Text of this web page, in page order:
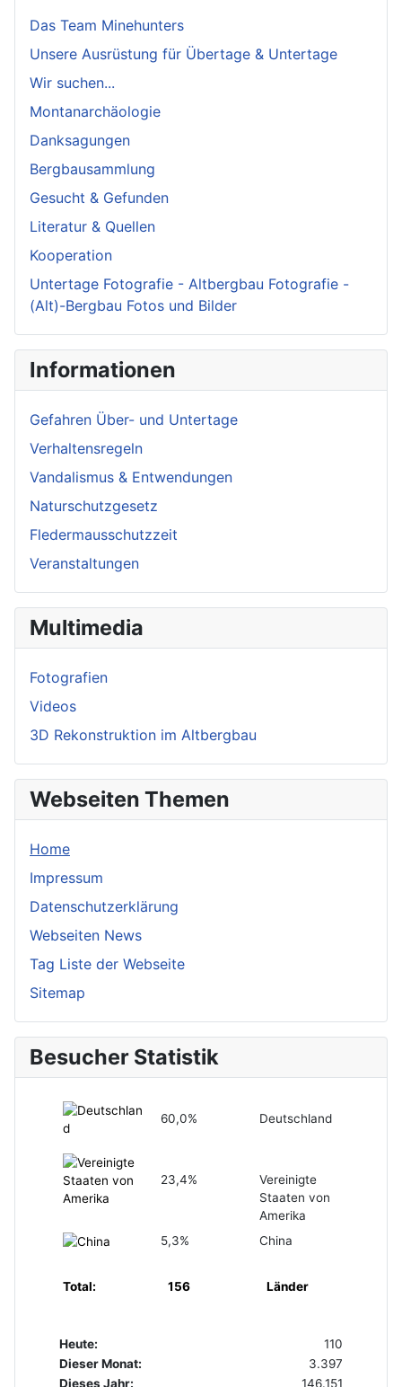
Das Team Minehunters
Unsere Ausrüstung für Übertage & Untertage
Wir suchen...
Montanarchäologie
Danksagungen
Bergbausammlung
Gesucht & Gefunden
Literatur & Quellen
Kooperation
Untertage Fotografie - Altbergbau Fotografie -
(Alt)-Bergbau Fotos und Bilder
Informationen
Gefahren Über- und Untertage
Verhaltensregeln
Vandalismus & Entwendungen
Naturschutzgesetz
Fledermausschutzzeit
Veranstaltungen
Multimedia
Fotografien
Videos
3D Rekonstruktion im Altbergbau
Webseiten Themen
Home
Impressum
Datenschutzerklärung
Webseiten News
Tag Liste der Webseite
Sitemap
Besucher Statistik
60,0% Deutschland
23,4%
Vereinigte
Staaten von
Amerika
5,3%
China
Total: 156 Länder
Heute:
110
Dieser Monat:
3.397
Dieses Jahr:
146.151